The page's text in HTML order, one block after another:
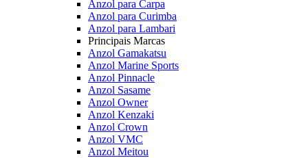
Anzol para Carpa
Anzol para Curimba
Anzol para Lambari
Principais Marcas
Anzol Gamakatsu
Anzol Marine Sports
Anzol Pinnacle
Anzol Sasame
Anzol Owner
Anzol Kenzaki
Anzol Crown
Anzol VMC
Anzol Meitou